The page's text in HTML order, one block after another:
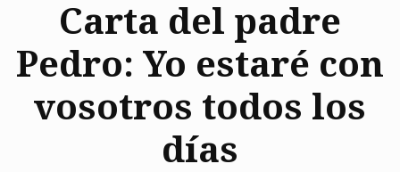
Carta del padre
Pedro: Yo estaré con
vosotros todos los
días